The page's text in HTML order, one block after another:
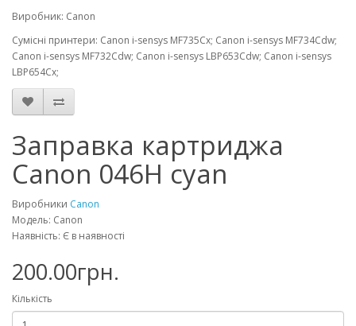
Виробник: Canon
Сумісні принтери: Canon i-sensys MF735Cx; Canon i-sensys MF734Cdw;
Canon i-sensys MF732Cdw; Canon i-sensys LBP653Cdw; Canon i-sensys
LBP654Cx;
Заправка картриджа
Canon 046H cyan
Виробники Canon
Модель: Canon
Наявність: Є в наявності
200.00грн.
Кількість